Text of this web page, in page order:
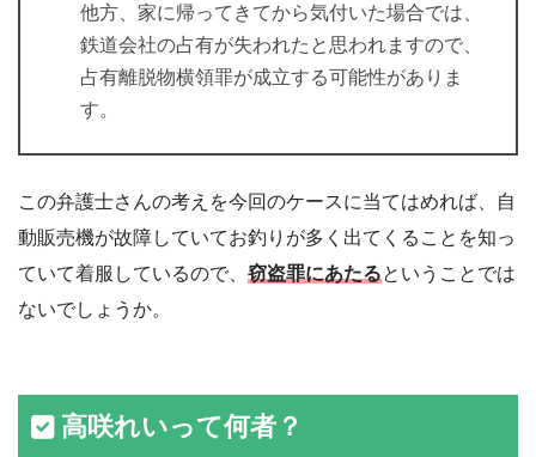
他方、家に帰ってきてから気付いた場合では、
鉄道会社の占有が失われたと思われますので、
占有離脱物横領罪が成立する可能性がありま
す。
この弁護士さんの考えを今回のケースに当てはめれば、自
動販売機が故障していてお釣りが多く出てくることを知っ
ていて着服しているので、 窃盗罪にあたるということでは
ないでしょうか。
高咲れいって何者？